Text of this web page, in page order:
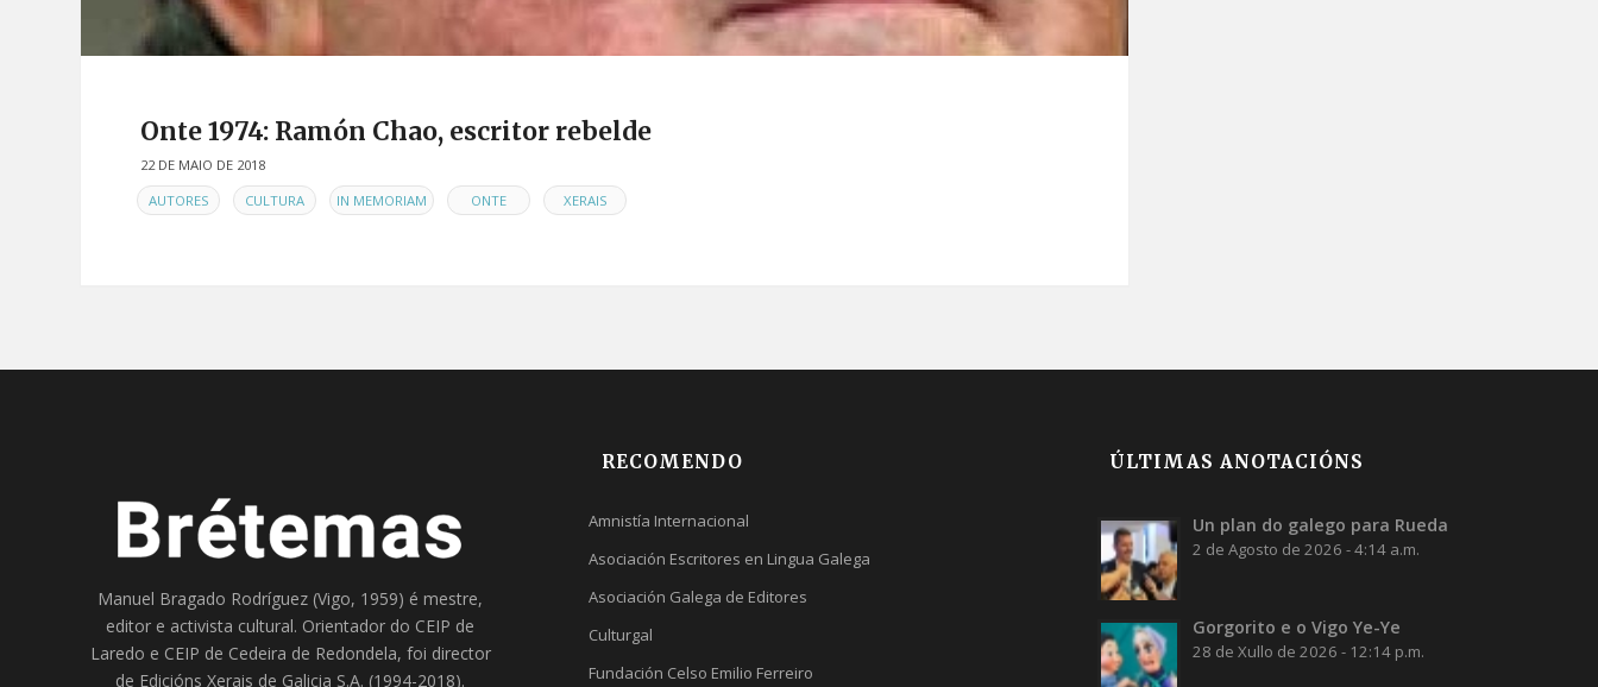
Onte 1974: Ramón Chao, escritor rebelde
22 DE MAIO DE 2018
EN AUTORES CULTURA IN MEMORIAM ONTE XERAIS
Manuel Bragado Rodríguez (Vigo, 1959) é mestre,
editor e activista cultural. Orientador do CEIP de
Laredo e CEIP de Cedeira de Redondela, foi director
de Edicións Xerais de Galicia S.A. (1994-2018).
RECOMENDO
Amnistía Internacional
Asociación Escritores en Lingua Galega
Asociación Galega de Editores
Culturgal
Fundación Celso Emilio Ferreiro
ÚLTIMAS ANOTACIÓNS
Un plan do galego para Rueda
2 de Agosto de 2026 - 4:14 a.m.
Gorgorito e o Vigo Ye-Ye
28 de Xullo de 2026 - 12:14 p.m.